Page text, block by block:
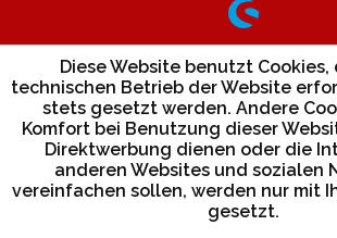
Diese Website benutzt
technischen Betrieb der Website
stets gesetzt werden. Andere
Komfort bei Benutzung dieser
Direktwerbung dienen oder die
anderen Websites und sozialen
vereinfachen sollen, werden nur mit
gesetzt.